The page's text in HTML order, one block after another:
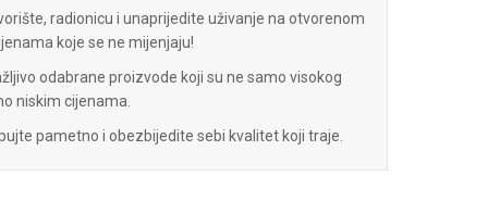
radionicu i unaprijedite uživanje na otvorenom
koje se ne mijenjaju!
odabrane proizvode koji su ne samo visokog
niskim cijenama.
pametno i obezbijedite sebi kvalitet koji traje.